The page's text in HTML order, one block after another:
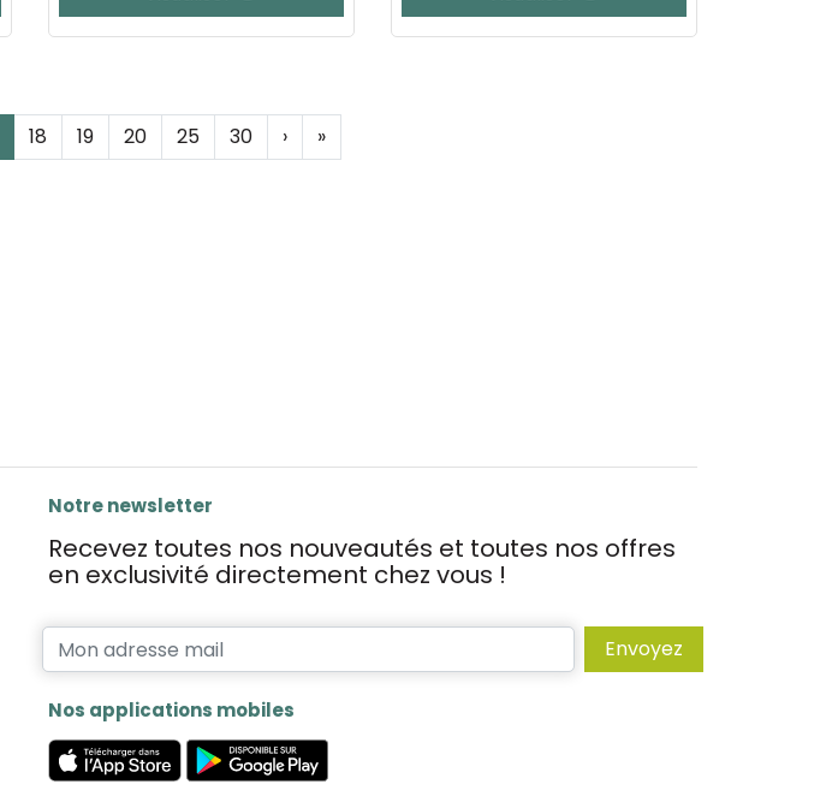
18 19 20 25 30 › »
Notre newsletter
Recevez toutes nos nouveautés et toutes nos offres
en exclusivité directement chez vous !
Envoyez
Nos applications mobiles